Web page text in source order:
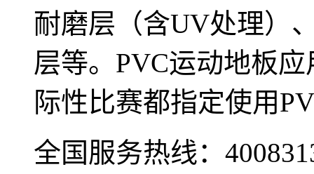
耐磨层（含UV处理）
层等。PVC运动地板
际性比赛都指定使用
全国服务热线：